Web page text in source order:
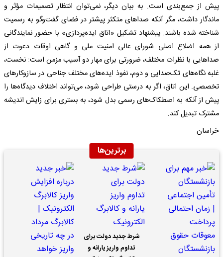
پیش از جمع‌بندی است. به بیان دیگر، نمی‌توان انتظار تصمیمات مؤثر و
ماندگار داشت، مگر آنکه صداهای متکثر پیشتر در فضای گفت‌وگو به رسمیت
شناخته شده باشند. پیشنهاد تشکیل «اتاق ایده‌پردازی» با حضور نمایندگانی
از همه اضلاع اصلی شورای عالی امنیت ملی و گاهی اوقات دعوت از
صداهایی با نظرات مختلف، ضرورتی برای مهار دو آسیب مزمن است: نخست،
غلبه‌ نگاه‌های تک‌صدایی و دوم، نفوذ ایده‌های مختلف جناحی در سازوکارهای
تخصصی. این اتاق، اگر به درستی طراحی شود، می‌تواند اختلاف دیدگاه‌ها را
پیش از آنکه به اصطکاک‌های رسمی بدل شود، به بستری برای زایش اندیشه‌
مشترک تبدیل کند.
خراسان
برترین‌ها
شرط جدید دولت برای
تداوم واریز یارانه و